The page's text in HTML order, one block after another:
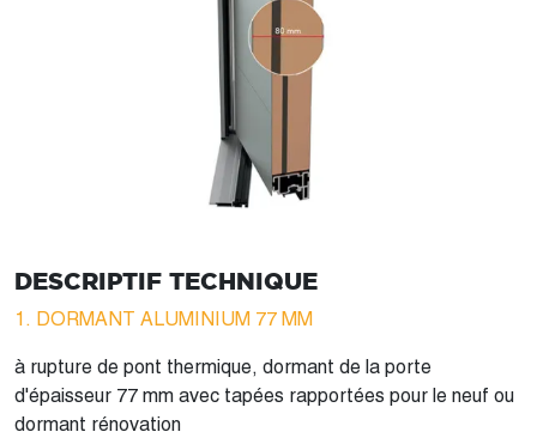
DESCRIPTIF TECHNIQUE
1. DORMANT ALUMINIUM 77 MM
à rupture de pont thermique, dormant de la porte
d'épaisseur 77 mm avec tapées rapportées pour le neuf ou
dormant rénovation